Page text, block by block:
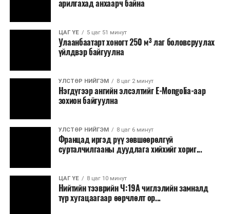
томилолт, гадаадын зочин хүлээн авах зардал;
Зайлшгүй шаардлагагүй тоног төхөөрөмж,
тавилга, автомашин худалдан авах;
Батлан хамгаалах, хууль зүйн салбараас бусад
Хуулиар заавал мэдээлэхээс бусад кино,
контент, хэвлэлийн зардал;
Санхүүгийн хэмнэлтийн горимыг 2026 оны
арванхоёрдугаар сарын 31 хүртэл мөрдөнө. Харин
хамрагдахгүй бөгөөд цэцэрлэг, сургуулийн хүүхдийн
эрт илрүүлэг, вакцинжуулалт, томуу, томуу төст
өвчний эсрэг арга хэмжээ зэрэг зайлшгүй
арилгахад анхаарч байна
ЦАГ ҮЕ 5 цаг 51 минут
Улаанбаатарт хоногт 250 м³ лаг боловсруулах
үйлдвэр байгуулна
УЛСТӨР НИЙГЭМ 8 цаг 2 минут
Нэгдүгээр ангийн элсэлтийг E-Mongolia-аар
зохион байгуулна
УЛСТӨР НИЙГЭМ 8 цаг 6 минут
Францад иргэд рүү зөвшөөрөлгүй
сурталчилгааны дуудлага хийхийг хориг...
ЦАГ ҮЕ 8 цаг 10 минут
Нийтийн тээврийн Ч:19А чиглэлийн замналд
түр хугацаагаар өөрчлөлт ор...